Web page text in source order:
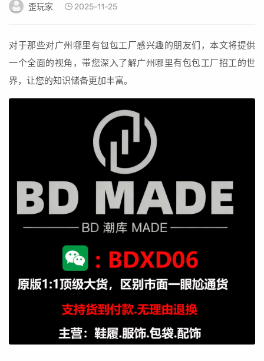
歪玩家 2025-11-25
对于那些对广州哪里有包包工厂感兴趣的朋友们，本文将提供
一个全面的视角，带您深入了解广州哪里有包包工厂招工的世
界，让您的知识储备更加丰富。